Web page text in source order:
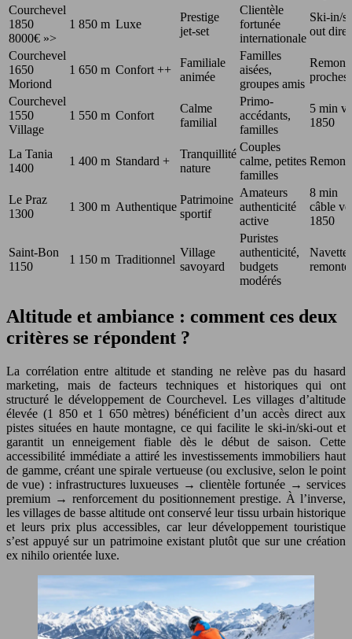
Courchevel
1850
8000€ »>
1 850 m Luxe
Prestige
jet-set
Clientèle
fortunée
internationale
Ski-in/
out
Courchevel
1650
Moriond
1 650 m Confort ++
Familiale
animée
Familles
aisées,
groupes amis
proches
Courchevel
1550
Village
1 550 m Confort
Calme
familial
Primo-
accédants,
familles
5 min
1850
La Tania
1400
1 400 m Standard +
Tranquillité
nature
Couples
calme, petites
familles
Le Praz
1300
1 300 m Authentique
Patrimoine
sportif
Amateurs
authenticité
active
8 min
câble
1850
Saint-Bon
1150
1 150 m Traditionnel
Village
savoyard
Puristes
authenticité,
budgets
modérés
Altitude et ambiance : comment ces deux
critères se répondent ?
La corrélation entre altitude et standing ne relève pas du hasard
marketing, mais de facteurs techniques et historiques qui ont
structuré le développement de Courchevel. Les villages d’altitude
élevée (1 850 et 1 650 mètres) bénéficient d’un accès direct aux
pistes situées en haute montagne, ce qui facilite le ski-in/ski-out et
garantit un enneigement fiable dès le début de saison. Cette
accessibilité immédiate a attiré les investissements immobiliers haut
de gamme, créant une spirale vertueuse (ou exclusive, selon le point
de vue) : infrastructures luxueuses → clientèle fortunée → services
premium → renforcement du positionnement prestige. À l’inverse,
les villages de basse altitude ont conservé leur tissu urbain historique
et leurs prix plus accessibles, car leur développement touristique
s’est appuyé sur un patrimoine existant plutôt que sur une création
ex nihilo orientée luxe.